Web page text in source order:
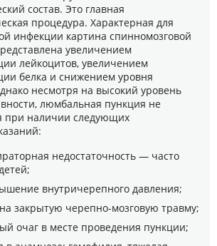
состав. Это главная
процедура. Характерная для
инфекции картина спинномозговой
увеличением
лейкоцитов, увеличением
белка и снижением уровня
несмотря на высокий уровень
люмбальная пункция не
при наличии следующих
недостаточность — часто
внутричерепного давления;
закрытую черепно-мозговую травму;
очаг в месте проведения пункции;